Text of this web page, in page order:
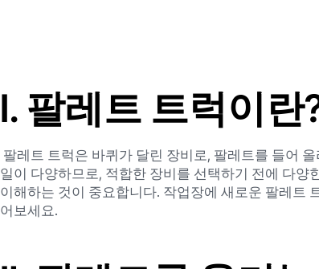
Ⅰ. 팔레트 트럭이란
팔레트 트럭은 바퀴가 달린 장비로, 팔레트를 들어
일이 다양하므로, 적합한 장비를 선택하기 전에 다
이해하는 것이 중요합니다. 작업장에 새로운 팔레트
어보세요.